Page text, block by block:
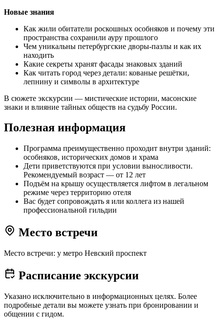
Новые знания
Как жили обитатели роскошных особняков и почему эти
пространства сохранили ауру прошлого
Чем уникальны петербургские дворы-пазлы и как их
находить
Какие секреты хранят фасады знаковых зданий
Как читать город через детали: кованые решётки,
лепнину и символы в архитектуре
В сюжете экскурсии — мистические истории, масонские
знаки и влияние тайных обществ на судьбу России.
Полезная информация
Программа преимущественно проходит внутри зданий:
особняков, исторических домов и храма
Дети приветствуются при условии выносливости.
Рекомендуемый возраст — от 12 лет
Подъём на крышу осуществляется лифтом в легальном
режиме через территорию отеля
Вас будет сопровождать я или коллега из нашей
профессиональной гильдии
Место встречи
Место встречи: у метро Невский проспект
Расписание экскурсии
Указано исключительно в информационных целях. Более
подробные детали вы можете узнать при бронировании и
общении с гидом.